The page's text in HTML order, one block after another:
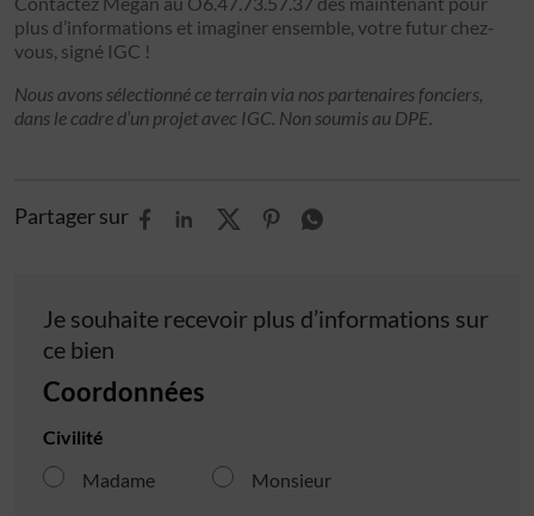
plus d’informations et imaginer ensemble, votre futur chez-
vous, signé IGC !
Nous avons sélectionné ce terrain via nos partenaires fonciers,
dans le cadre d’un projet avec IGC. Non soumis au DPE.
Partager sur
Je souhaite recevoir plus d’informations sur
ce bien
Coordonnées
Civilité
Madame
Monsieur